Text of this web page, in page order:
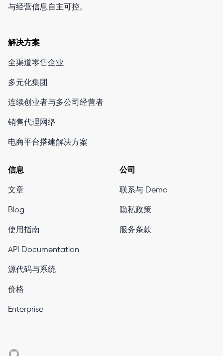
与经营信息自主可控。
解决方案
全渠道零售企业
多元化集团
连续创业者与多公司经营者
销售代理网络
电商平台搭建解决方案
信息
文章
Blog
使用指南
API Documentation
源代码与系统
价格
Enterprise
公司
联系与 Demo
隐私政策
服务条款
Github